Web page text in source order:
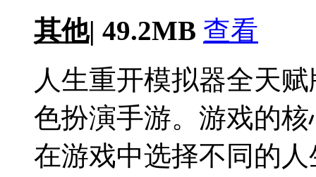
其他| 49.2MB 查看
人生重开模拟器全天
色扮演手游。游戏的
在游戏中选择不同的